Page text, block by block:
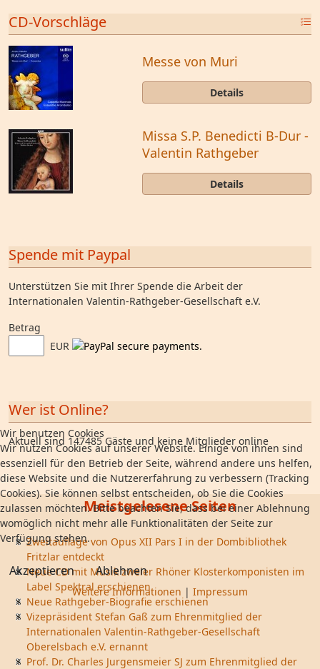
CD-Vorschläge
Messe von Muri
Details
Missa S.P. Benedicti B-Dur -
Valentin Rathgeber
Details
Spende mit Paypal
Unterstützen Sie mit Ihrer Spende die Arbeit der
Internationalen Valentin-Rathgeber-Gesellschaft e.V.
Betrag
EUR
Wer ist Online?
Aktuell sind 147485 Gäste und keine Mitglieder online
Meistgelesene Seiten
Zweitauflage von Opus XII Pars I in der Dombibliothek
Fritzlar entdeckt
Neue CD mit Musik zweier Rhöner Klosterkomponisten im
Label Spektral erschienen
Neue Rathgeber-Biografie erschienen
Vizepräsident Stefan Gaß zum Ehrenmitglied der
Internationalen Valentin-Rathgeber-Gesellschaft
Oberelsbach e.V. ernannt
Prof. Dr. Charles Jurgensmeier SJ zum Ehrenmitglied der
Wir benutzen Cookies
Wir nutzen Cookies auf unserer Website. Einige von ihnen sind
essenziell für den Betrieb der Seite, während andere uns helfen,
diese Website und die Nutzererfahrung zu verbessern (Tracking
Cookies). Sie können selbst entscheiden, ob Sie die Cookies
zulassen möchten. Bitte beachten Sie, dass bei einer Ablehnung
womöglich nicht mehr alle Funktionalitäten der Seite zur
Verfügung stehen.
Akzeptieren Ablehnen
Weitere Informationen | Impressum